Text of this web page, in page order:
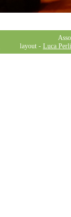
layout - Luca